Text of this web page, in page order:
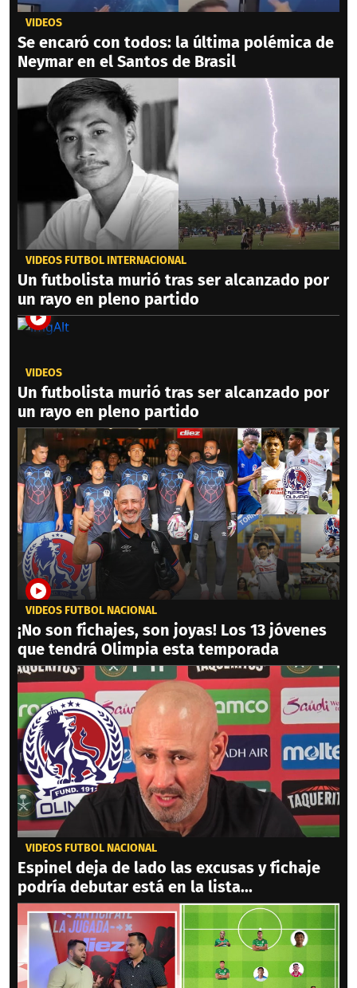
VIDEOS
Se encaró con todos: la última polémica de
Neymar en el Santos de Brasil
VIDEOS FÚTBOL INTERNACIONAL
Un futbolista murió tras ser alcanzado por
un rayo en pleno partido
VIDEOS
Un futbolista murió tras ser alcanzado por
un rayo en pleno partido
VIDEOS FÚTBOL NACIONAL
¡No son fichajes, son joyas! Los 13 jóvenes
que tendrá Olimpia esta temporada
VIDEOS FÚTBOL NACIONAL
Espinel deja de lado las excusas y fichaje
podría debutar está en la lista...